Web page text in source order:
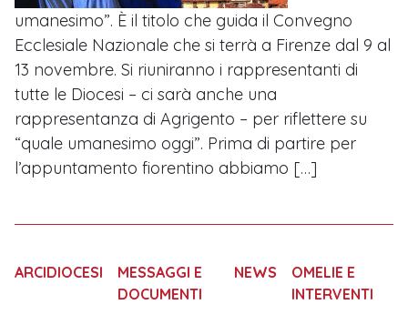
umanesimo”. È il titolo che guida il Convegno
Ecclesiale Nazionale che si terrà a Firenze dal 9 al
13 novembre. Si riuniranno i rappresentanti di
tutte le Diocesi – ci sarà anche una
rappresentanza di Agrigento – per riflettere su
“quale umanesimo oggi”. Prima di partire per
l’appuntamento fiorentino abbiamo […]
ARCIDIOCESI
MESSAGGI E
DOCUMENTI
NEWS
OMELIE E
INTERVENTI